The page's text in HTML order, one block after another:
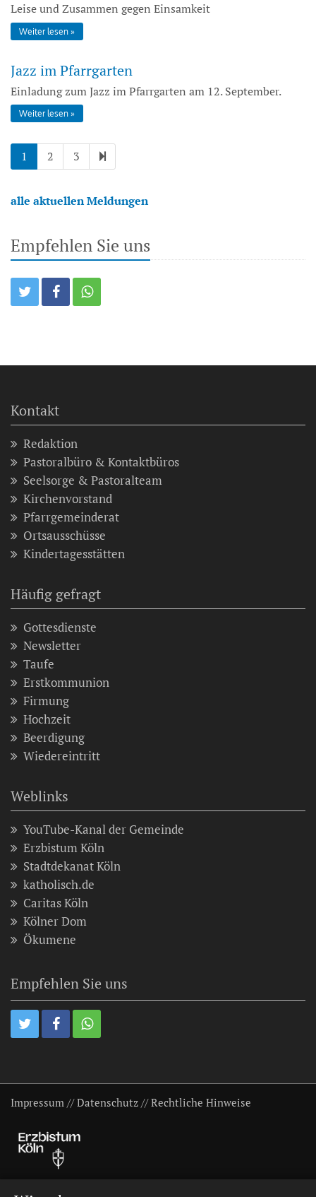
Leise und Zusammen gegen Einsamkeit
Weiter lesen
Jazz im Pfarrgarten
Einladung zum Jazz im Pfarrgarten am 12. September.
Weiter lesen
1 2 3
alle aktuellen Meldungen
Empfehlen Sie uns
Kontakt
Redaktion
Pastoralbüro & Kontaktbüros
Seelsorge & Pastoralteam
Kirchenvorstand
Pfarrgemeinderat
Ortsausschüsse
Kindertagesstätten
Häufig gefragt
Gottesdienste
Newsletter
Taufe
Erstkommunion
Firmung
Hochzeit
Beerdigung
Wiedereintritt
Weblinks
YouTube-Kanal der Gemeinde
Erzbistum Köln
Stadtdekanat Köln
katholisch.de
Caritas Köln
Kölner Dom
Ökumene
Empfehlen Sie uns
Impressum //Datenschutz //Rechtliche Hinweise